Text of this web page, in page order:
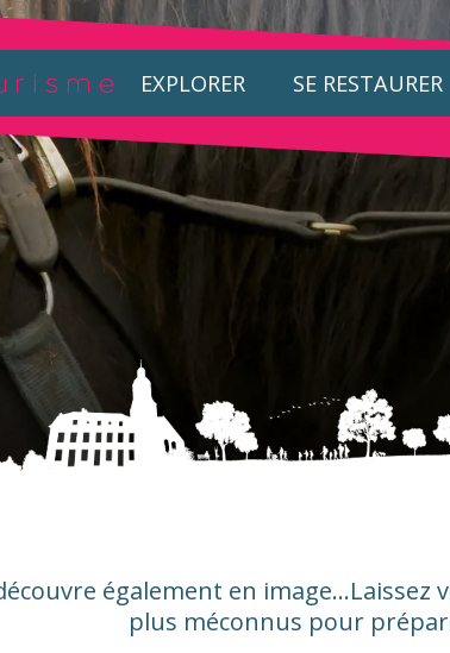
EXPLORER SE RESTAURER
également en
plus méconnus pour